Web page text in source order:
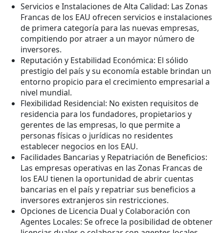
Servicios e Instalaciones de Alta Calidad: Las Zonas
Francas de los EAU ofrecen servicios e instalaciones
de primera categoría para las nuevas empresas,
compitiendo por atraer a un mayor número de
inversores.
Reputación y Estabilidad Económica: El sólido
prestigio del país y su economía estable brindan un
entorno propicio para el crecimiento empresarial a
nivel mundial.
Flexibilidad Residencial: No existen requisitos de
residencia para los fundadores, propietarios y
gerentes de las empresas, lo que permite a
personas físicas o jurídicas no residentes
establecer negocios en los EAU.
Facilidades Bancarias y Repatriación de Beneficios:
Las empresas operativas en las Zonas Francas de
los EAU tienen la oportunidad de abrir cuentas
bancarias en el país y repatriar sus beneficios a
inversores extranjeros sin restricciones.
Opciones de Licencia Dual y Colaboración con
Agentes Locales: Se ofrece la posibilidad de obtener